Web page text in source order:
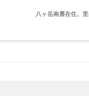
八ヶ岳南麓在住。